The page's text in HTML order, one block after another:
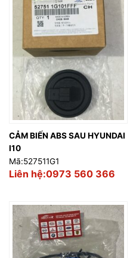
CẢM BIẾN ABS SAU HYUNDAI
I10
Mã:527511G1
Liên hệ:0973 560 366